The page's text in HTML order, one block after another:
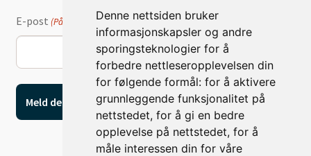
Denne nettsiden bruker
informasjonskapsler og andre
sporingsteknologier for å
forbedre nettleseropplevelsen din
for følgende formål: for å aktivere
grunnleggende funksjonalitet på
nettstedet, for å gi en bedre
opplevelse på nettstedet, for å
måle interessen din for våre
E-post (Påkrevd)